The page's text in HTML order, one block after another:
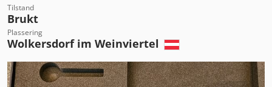
Tilstand
Brukt
Plassering
Wolkersdorf im Weinviertel